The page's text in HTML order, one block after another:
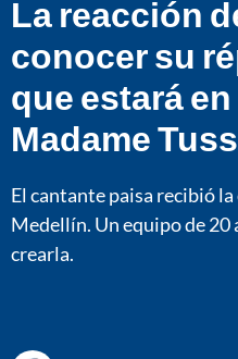
La reacción
conocer su
que estará
Madame
El cantante paisa recibió
Medellín. Un equipo de 20
crearla.